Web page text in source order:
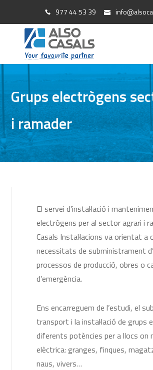
977 44 53 39
Grups electrògens
i ramader
El servei d’instal·lació i
electrògens per al sector agrari i
Casals Instal·lacions va orientat a
necessitats de subministrament
processos de producció, obres o
d’emergència.
Ens encarreguem de l’estudi, el
transport i la instal·lació de grups
diferents potències per a llocs on
elèctrica: granges, finques,
naus, vivers…